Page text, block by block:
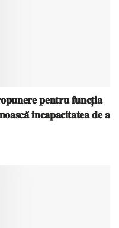
𝐩𝐞𝐧𝐭𝐫𝐮 𝐟𝐮𝐧𝐜𝐭̦𝐢𝐚
𝐢𝐧𝐜𝐚𝐩𝐚𝐜𝐢𝐭𝐚𝐭𝐞𝐚 𝐝𝐞 𝐚